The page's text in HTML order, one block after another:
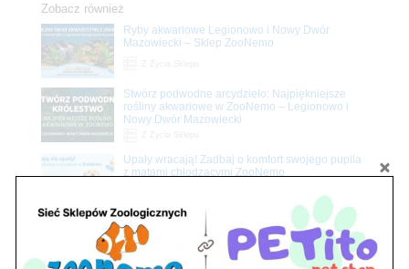
Zobacz również
Ryby akwariowe Legionowo i Nowy Dwór
Mazowiecki – Sklep ZooNemo
Stwórz podwodne arcydzieło: Najpiękniejsze
rośliny akwariowe w ZooNemo – Legionowo i
Nowy Dwór Mazowiecki
Upały wracają! Zadbaj o komfort swojego pupila
z matami chłodzącymi ZooNemo
Petito Pet Shop – Internetowy Sklep Zoologiczny
Online! Wszystko Dla Twojego Pupila | ZooNemo